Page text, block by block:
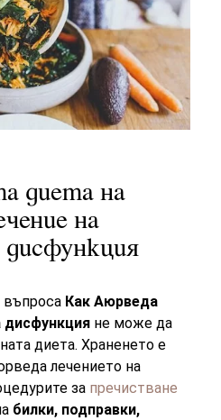
диета на
на
въпроса Как Аюрведа
дисфункция не може да
диета. Храненето е
лечението на
за пречистване
билки, подправки,